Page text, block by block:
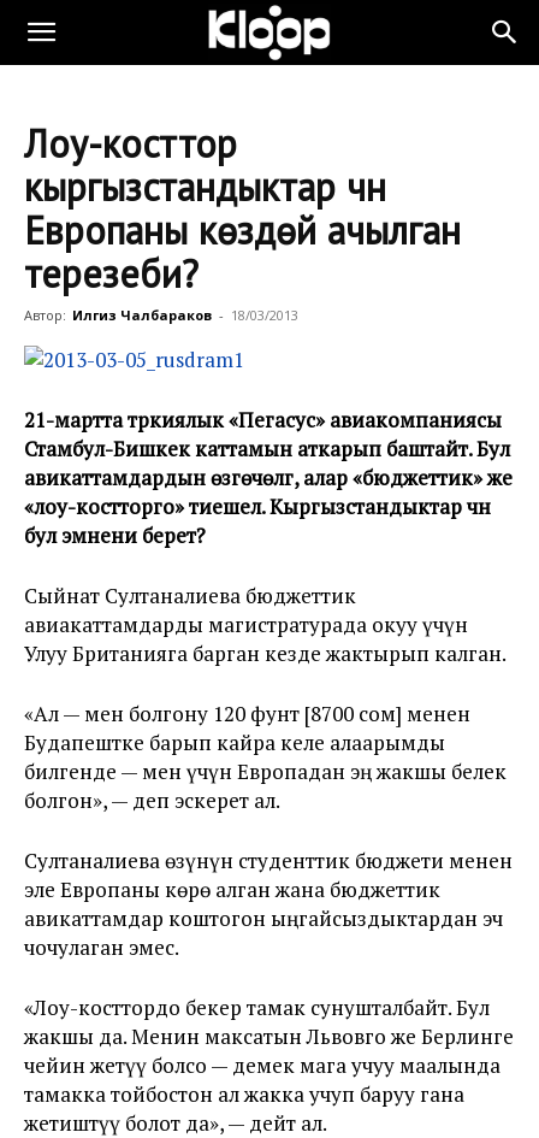
Лоу-косттор
кыргызстандыктар үчүн
Европаны көздөй ачылган
терезеби?
Автор: Илгиз Чалбараков - 18/03/2013
21-мартта түркиялык «Пегасус» авиакомпаниясы
Стамбул-Бишкек каттамын аткарып баштайт. Бул
авикаттамдардын өзгөчөлүгү, алар «бюджеттик» же
«лоу-костторго» тиешелүү. Кыргызстандыктар үчүн
бул эмнени берет?
Сыйнат Султаналиева бюджеттик
авиакаттамдарды магистратурада окуу үчүн
Улуу Британияга барган кезде жактырып калган.
«Ал — мен болгону 120 фунт [8700 сом] менен
Будапештке барып кайра келе алаарымды
билгенде — мен үчүн Европадан эң жакшы белек
болгон», — деп эскерет ал.
Султаналиева өзүнүн студенттик бюджети менен
эле Европаны көрө алган жана бюджеттик
авикаттамдар коштогон ыңгайсыздыктардан эч
чочулаган эмес.
«Лоу-косттордо бекер тамак сунушталбайт. Бул
жакшы да. Менин максатын Львовго же Берлинге
чейин жетүү болсо — демек мага учуу маалында
тамакка тойбостон ал жакка учуп баруу гана
жетиштүү болот да», — дейт ал.